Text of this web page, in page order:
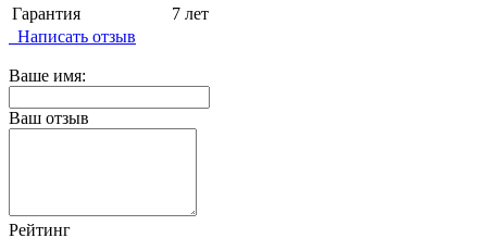
Гарантия
7 лет
Написать отзыв
Ваше имя:
Ваш отзыв
Рейтинг